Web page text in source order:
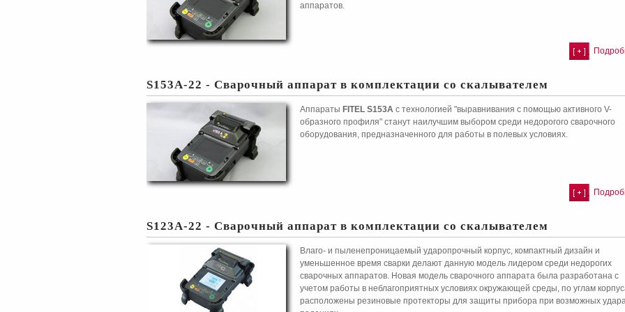
аппаратов.
S153A-22 - Сварочный аппарат в комплектации со скалывателем
Аппараты FITEL S153Aс технологией "выравнивания с помощью активного V-
образного профиля" станут наилучшим выбором среди недорогого сварочного
оборудования, предназначенного для работы в полевых условиях.
S123A-22 - Сварочный аппарат в комплектации со скалывателем
Влаго- и пыленепроницаемый ударопрочный корпус, компактный дизайн и
уменьшенное время сварки делают данную модель лидером среди недорогих
сварочных аппаратов. Новая модель сварочного аппарата была разработана с
учетом работы в неблагоприятных условиях окружающей среды, по углам
расположены резиновые протекторы для защиты прибора при возможных